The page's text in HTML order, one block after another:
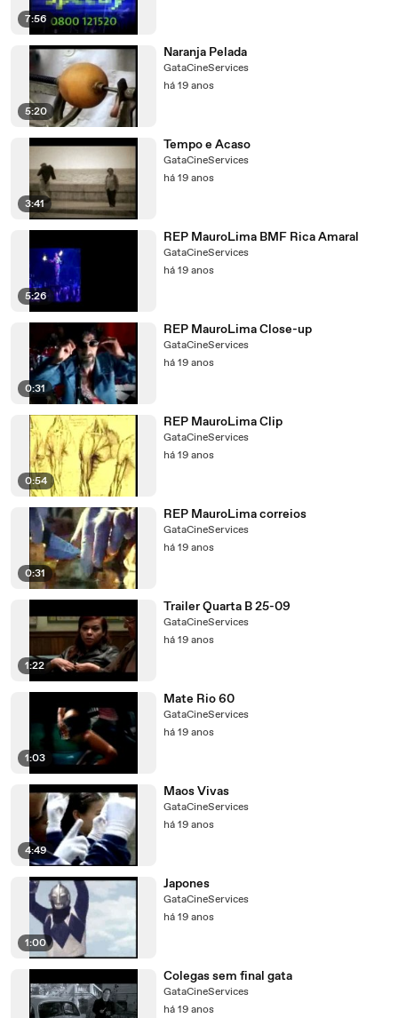
7:56
5:20
Naranja Pelada
GataCineServices
há 19 anos
3:41
Tempo e Acaso
GataCineServices
há 19 anos
5:26
REP MauroLima BMF Rica Amaral
GataCineServices
há 19 anos
0:31
REP MauroLima Close-up
GataCineServices
há 19 anos
0:54
REP MauroLima Clip
GataCineServices
há 19 anos
0:31
REP MauroLima correios
GataCineServices
há 19 anos
1:22
Trailer Quarta B 25-09
GataCineServices
há 19 anos
1:03
Mate Rio 60
GataCineServices
há 19 anos
4:49
Maos Vivas
GataCineServices
há 19 anos
1:00
Japones
GataCineServices
há 19 anos
Colegas sem final gata
GataCineServices
há 19 anos